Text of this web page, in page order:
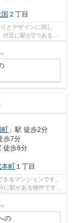
２丁目
とデザインに関し
近に駅が2つあるの
町 」駅 徒歩2分
歩7分
徒歩8分
本町１丁目
るマンションです。
に駅がある物件です。
の